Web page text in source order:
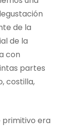
de la
de la
con
partes
costilla,
primitivo era